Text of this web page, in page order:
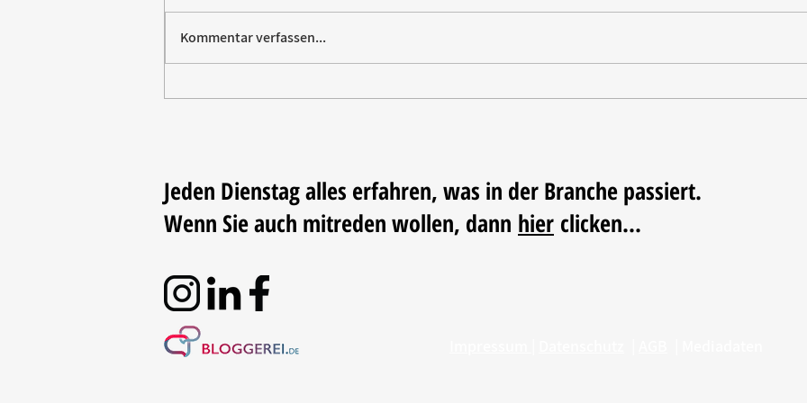
Paw Patrol erobert die
Tischdekoration mit Mehrwert:
Kommentar verfassen...
Jeden Dienstag alles erfahren, was in der Branche passiert.
Wenn Sie auch mitreden wollen, dann hier clicken...